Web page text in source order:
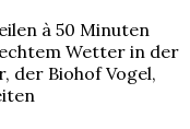
à 50 Minuten
Wetter in der
der Biohof Vogel,